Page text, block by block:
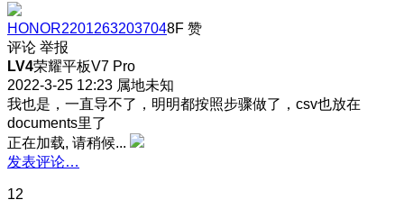
HONOR22012632037048F 赞
评论 举报
LV4荣耀平板V7 Pro
2022-3-25 12:23 属地未知
我也是，一直导不了，明明都按照步骤做了，csv也放在
documents里了
正在加载, 请稍候...
发表评论…
12